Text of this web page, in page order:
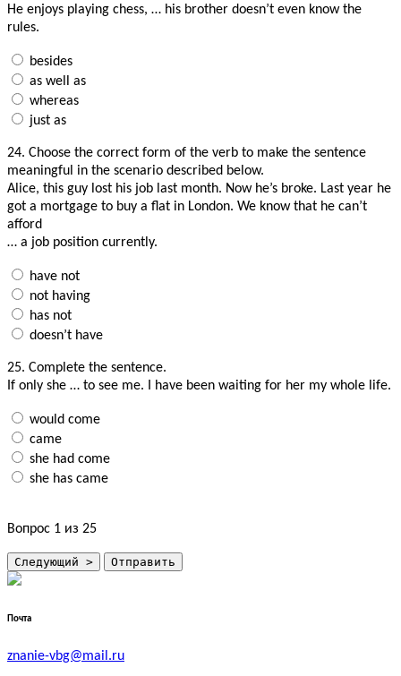
He enjoys playing chess, … his brother doesn’t even know the
rules.
besides
as well as
whereas
just as
24. Choose the correct form of the verb to make the sentence
meaningful in the scenario described below.
Alice, this guy lost his job last month. Now he’s broke. Last year he
got a mortgage to buy a flat in London. We know that he can’t
afford
… a job position currently.
have not
not having
has not
doesn’t have
25. Complete the sentence.
If only she … to see me. I have been waiting for her my whole life.
would come
came
she had come
she has came
Вопрос 1 из 25
Почта
znanie-vbg@mail.ru